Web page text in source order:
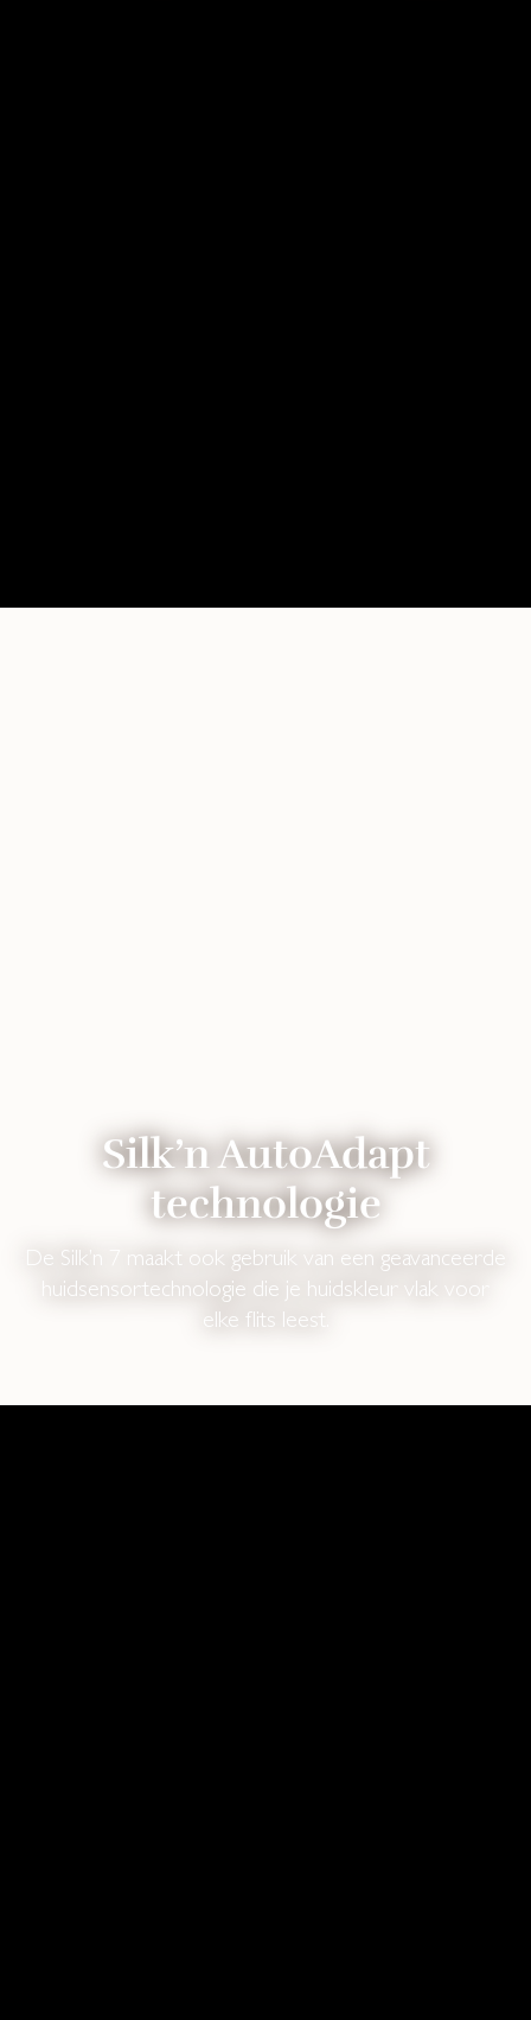
Silk’n AutoAdapt
technologie
De Silk’n 7 maakt ook gebruik van een geavanceerde
huidsensortechnologie die je huidskleur vlak voor
elke flits leest.